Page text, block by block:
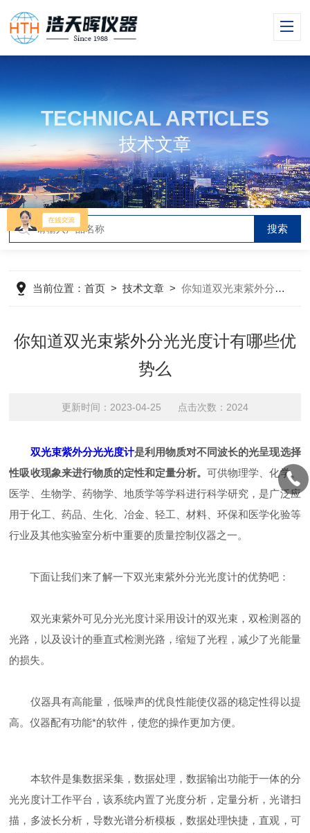
TECHNICAL ARTICLES
技术文章
当前位置：首页 >技术文章 >你知道双光束紫外分光光度计有哪些优势么
你知道双光束紫外分光光度计有哪些优
势么
更新时间：2023-04-25 点击次数：2024
双光束紫外分光光度计是利用物质对不同波长的光呈现选择
性吸收现象来进行物质的定性和定量分析。可供物理学、化学、
医学、生物学、药物学、地质学等学科进行科学研究，是广泛应
用于化工、药品、生化、冶金、轻工、材料、环保和医学化验等
行业及其他实验室分析中重要的质量控制仪器之一。
下面让我们来了解一下双光束紫外分光光度计的优势吧：
双光束紫外可见分光光度计采用设计的双光束，双检测器的
光路，以及设计的垂直式检测光路，缩短了光程，减少了光能量
的损失。
仪器具有高能量，低噪声的优良性能使仪器的稳定性得以提
高。仪器配有功能*的软件，使您的操作更加方便。
本软件是集数据采集，数据处理，数据输出功能于一体的分
光光度计工作平台，该系统内置了光度分析，定量分析，光谱扫
描，多波长分析，导数光谱分析模板，数据处理快捷，直观，可